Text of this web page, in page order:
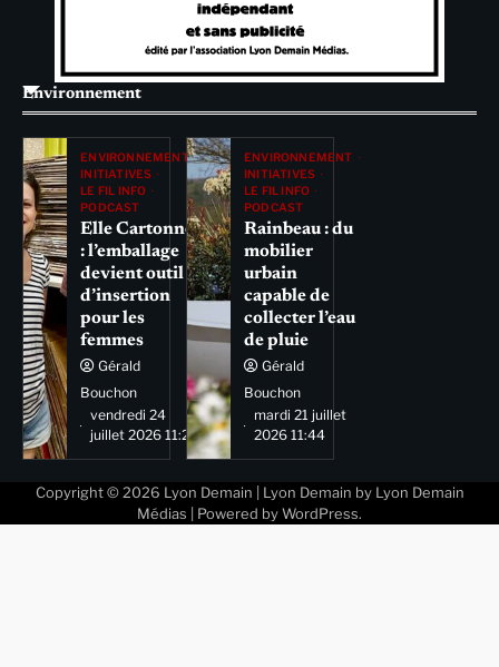
Environnement
ENVIRONNEMENT
INITIATIVES
LE FIL INFO
PODCAST
Elle Cartonne
: l’emballage
devient outil
d’insertion
pour les
femmes
Gérald
Bouchon
vendredi 24
juillet 2026 11:29
ENVIRONNEMENT
INITIATIVES
LE FIL INFO
PODCAST
Rainbeau : du
mobilier
urbain
capable de
collecter l’eau
de pluie
Gérald
Bouchon
mardi 21 juillet
2026 11:44
Copyright © 2026 Lyon Demain | Lyon Demain by Lyon Demain
Médias | Powered by WordPress.